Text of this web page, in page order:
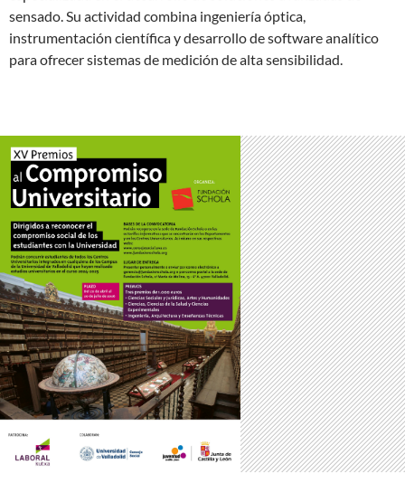
sensado. Su actividad combina ingeniería óptica,
instrumentación científica y desarrollo de software analítico
para ofrecer sistemas de medición de alta sensibilidad.